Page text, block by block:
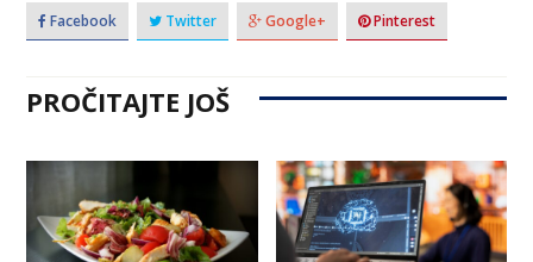
Facebook Twitter Google+ Pinterest
PROČITAJTE JOŠ